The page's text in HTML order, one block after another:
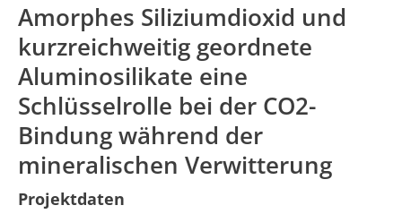
Amorphes Siliziumdioxid und
kurzreichweitig geordnete
Aluminosilikate eine
Schlüsselrolle bei der CO2-
Bindung während der
mineralischen Verwitterung
Projektdaten